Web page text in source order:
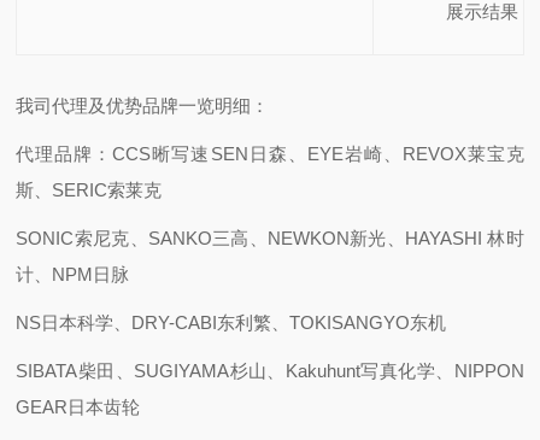
展示结果
我司代理及优势品牌一览明细：
代理品牌：CCS晰写速 SEN日森、EYE岩崎、REVOX莱宝克
斯、SERIC索莱克
SONIC索尼克、SANKO三高、NEWKON新光、HAYASHI 林时
计、NPM日脉
NS日本科学、DRY-CABI东利繁、TOKISANGYO东机
SIBATA柴田、SUGIYAMA杉山、Kakuhunt写真化学、NIPPON
GEAR日本齿轮